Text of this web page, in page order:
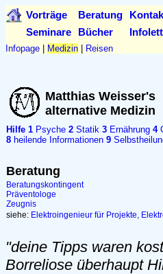
Vorträge Beratung
Seminare Bücher
Infopage Medizin Reisen
Matthias Weisser's
alternative Medizin
Hilfe 1 Psyche 2 Statik 3 Ernährung 4
8 heilende Informationen 9
Beratung
Beratungskontingent
Präventologe
Zeugnis
siehe: Elektroingenieur für Projekte,
"deine Tipps waren
Borreliose überhaupt